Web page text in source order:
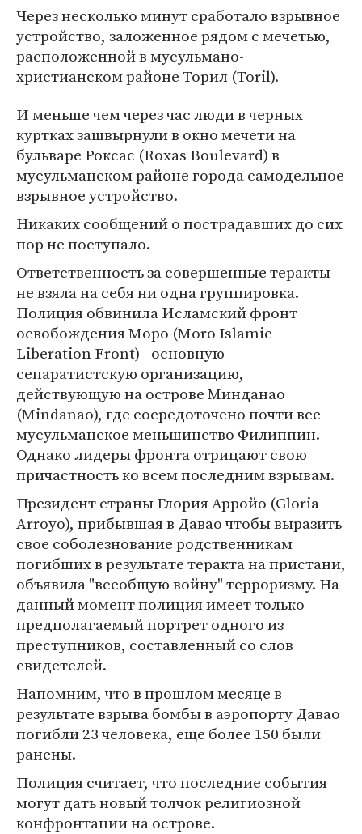
Через несколько минут сработало взрывное
устройство, заложенное рядом с мечетью,
расположенной в мусульмано-
христианском районе Торил (Toril).
И меньше чем через час люди в черных
куртках зашвырнули в окно мечети на
бульваре Роксас (Roxas Boulevard) в
мусульманском районе города самодельное
взрывное устройство.
Никаких сообщений о пострадавших до сих
пор не поступало.
Ответственность за совершенные теракты
не взяла на себя ни одна группировка.
Полиция обвинила Исламский фронт
освобождения Моро (Moro Islamic
Liberation Front) - основную
сепаратистскую организацию,
действующую на острове Минданао
(Mindanao), где сосредоточено почти все
мусульманское меньшинство Филиппин.
Однако лидеры фронта отрицают свою
причастность ко всем последним взрывам.
Президент страны Глория Арройо (Gloria
Arroyo), прибывшая в Давао чтобы выразить
свое соболезнование родственникам
погибших в результате теракта на пристани,
объявила "всеобщую войну" терроризму. На
данный момент полиция имеет только
предполагаемый портрет одного из
преступников, составленный со слов
свидетелей.
Напомним, что в прошлом месяце в
результате взрыва бомбы в аэропорту Давао
погибли 23 человека, еще более 150 были
ранены.
Полиция считает, что последние события
могут дать новый толчок религиозной
конфронтации на острове.